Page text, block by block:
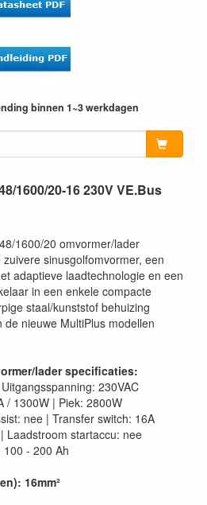
binnen 1~3 werkdagen
1600/20-16 230V VE.Bus
1600/20 omvormer/lader
sinusgolfomvormer, een
adaptieve laadtechnologie en een
in een enkele compacte
staal/kunststof behuizing
nieuwe MultiPlus modellen
lader specificaties:
230VAC
/ 1300W | Piek: 2800W
nee | Transfer switch: 16A
Laadstroom startaccu: nee
- 200 Ah
16mm²